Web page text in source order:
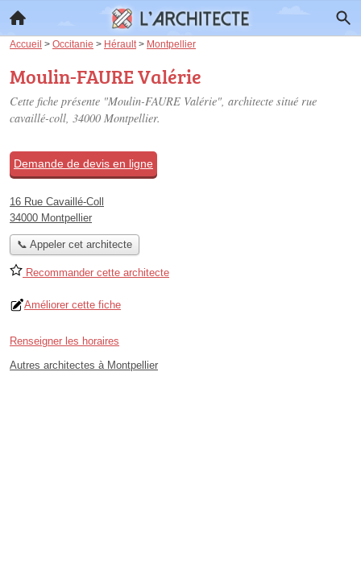
Accueil > Occitanie > Hérault > Montpellier
Moulin-FAURE Valérie
Cette fiche présente "Moulin-FAURE Valérie", architecte situé rue
cavaillé-coll, 34000 Montpellier.
Demande de devis en ligne
16 Rue Cavaillé-Coll
34000 Montpellier
📞 Appeler cet architecte
Recommander cette architecte
Améliorer cette fiche
Renseigner les horaires
Autres architectes à Montpellier